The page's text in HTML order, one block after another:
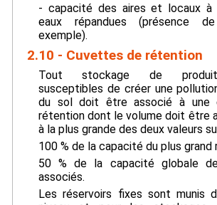
- capacité des aires et locaux à
eaux répandues (présence
exemple).
2.10 - Cuvettes de rétention
Tout stockage de
susceptibles de créer une
du sol doit être associé à une
rétention dont le volume doit être
à la plus grande des deux valeurs
100 % de la capacité du plus grand
50 % de la capacité globale
associés.
Les réservoirs fixes sont munis